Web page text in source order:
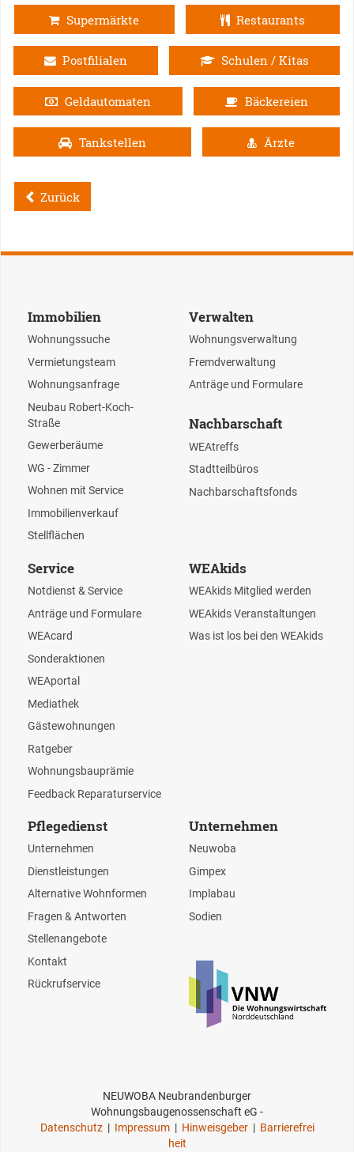
Supermärkte Restaurants
Postfilialen Schulen / Kitas
Geldautomaten Bäckereien
Tankstellen Ärzte
Zurück
Immobilien
Wohnungssuche
Vermietungsteam
Wohnungsanfrage
Neubau Robert-Koch-
Straße
Gewerberäume
WG - Zimmer
Wohnen mit Service
Immobilienverkauf
Stellflächen
Verwalten
Wohnungsverwaltung
Fremdverwaltung
Anträge und Formulare
Nachbarschaft
WEAtreffs
Stadtteilbüros
Nachbarschaftsfonds
Service
Notdienst & Service
Anträge und Formulare
WEAcard
Sonderaktionen
WEAportal
Mediathek
Gästewohnungen
Ratgeber
Wohnungsbauprämie
Feedback Reparaturservice
WEAkids
WEAkids Mitglied werden
WEAkids Veranstaltungen
Was ist los bei den WEAkids
Pflegedienst
Unternehmen
Dienstleistungen
Alternative Wohnformen
Fragen & Antworten
Stellenangebote
Kontakt
Rückrufservice
Unternehmen
Neuwoba
Gimpex
Implabau
Sodien
NEUWOBA Neubrandenburger
Wohnungsbaugenossenschaft eG -
Datenschutz| Impressum| Hinweisgeber| Barrierefrei
heit